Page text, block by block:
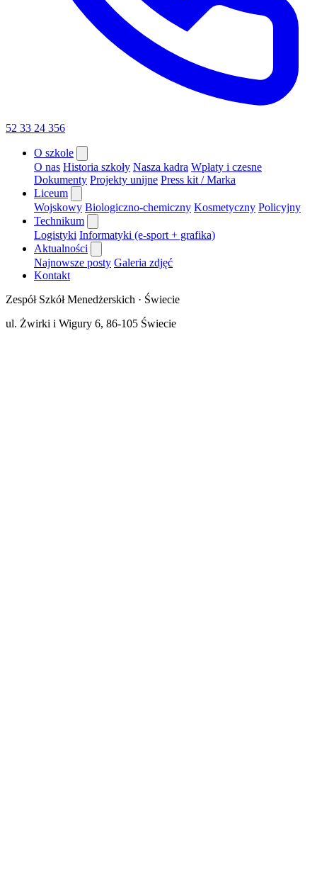
52 33 24 356
O szkole
O nas Historia szkoły Nasza kadra Wpłaty i czesne
Dokumenty Projekty unijne Press kit / Marka
Liceum
Wojskowy Biologiczno-chemiczny Kosmetyczny Policyjny
Technikum
Logistyki Informatyki (e-sport + grafika)
Aktualności
Najnowsze posty Galeria zdjęć
Kontakt
Zespół Szkół Menedżerskich · Świecie
ul. Żwirki i Wigury 6, 86-105 Świecie